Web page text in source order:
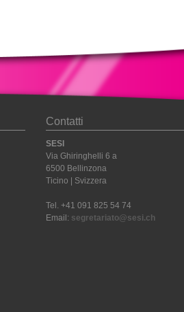
Contatti
SESI
Via Ghiringhelli 6 a
6500 Bellinzona
Ticino | Svizzera
Tel. +41 091 825 54 74
Email: segretariato@sesi.ch